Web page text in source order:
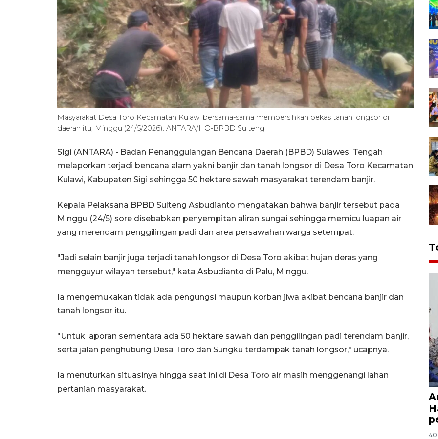
Masyarakat Desa Toro Kecamatan Kulawi bersama-sama membersihkan bekas tanah longsor di
daerah itu, Minggu (24/5/2026). ANTARA/HO-BPBD Sulteng
Sigi (ANTARA) - Badan Penanggulangan Bencana Daerah (BPBD) Sulawesi Tengah
melaporkan terjadi bencana alam yakni banjir dan tanah longsor di Desa Toro Kecamatan
Kulawi, Kabupaten Sigi sehingga 50 hektare sawah masyarakat terendam banjir.
Kepala Pelaksana BPBD Sulteng Asbudianto mengatakan bahwa banjir tersebut pada
Minggu (24/5) sore disebabkan penyempitan aliran sungai sehingga memicu luapan air
yang merendam penggilingan padi dan area persawahan warga setempat.
"Jadi selain banjir juga terjadi tanah longsor di Desa Toro akibat hujan deras yang
mengguyur wilayah tersebut," kata Asbudianto di Palu, Minggu.
Ia mengemukakan tidak ada pengungsi maupun korban jiwa akibat bencana banjir dan
tanah longsor itu.
"Untuk laporan sementara ada 50 hektare sawah dan penggilingan padi terendam banjir,
serta jalan penghubung Desa Toro dan Sungku terdampak tanah longsor," ucapnya.
Ia menuturkan situasinya hingga saat ini di Desa Toro air masih menggenangi lahan
pertanian masyarakat.
40